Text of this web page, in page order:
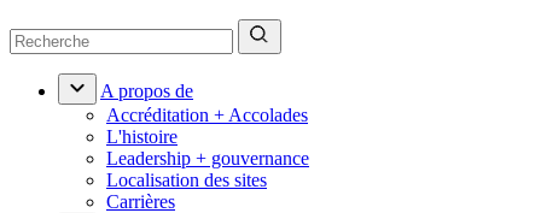
A propos de
Accréditation + Accolades
L'histoire
Leadership + gouvernance
Localisation des sites
Carrières